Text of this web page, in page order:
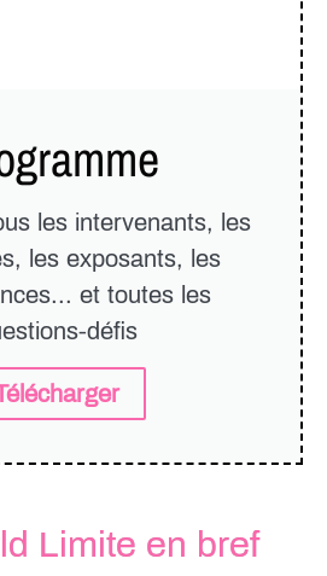
les intervenants, les
les exposants, les
et toutes les
défis
Limite en bref